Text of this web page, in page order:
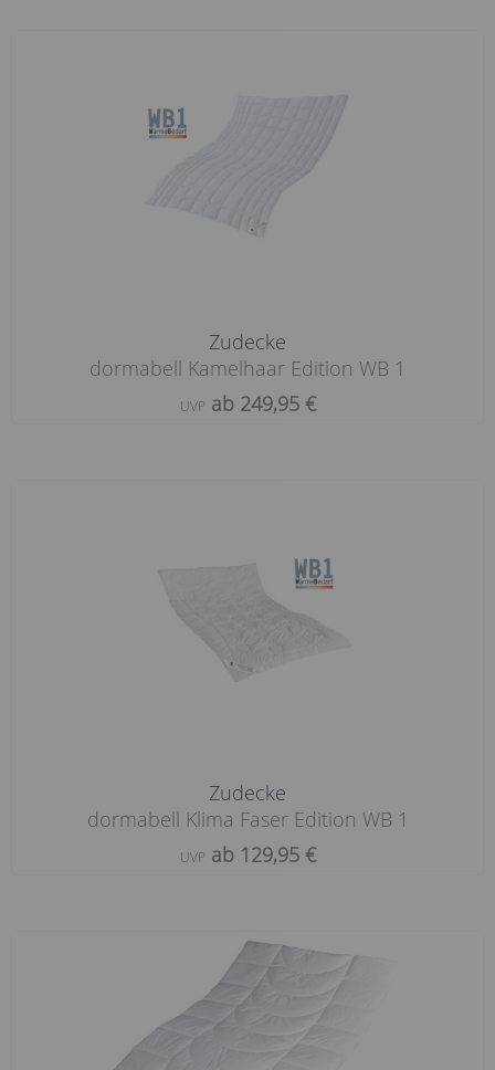
Zudecke
dormabell Kamelhaar Edition WB 1
UVPab 249,95 €
Zudecke
dormabell Klima Faser Edition WB 1
UVPab 129,95 €